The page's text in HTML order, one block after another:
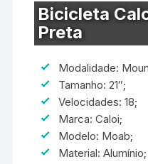
Bicicleta
Preta
Modalidade:
Tamanho: 21″;
Velocidades: 18;
Marca: Caloi;
Modelo: Moab;
Material: Alumínio;